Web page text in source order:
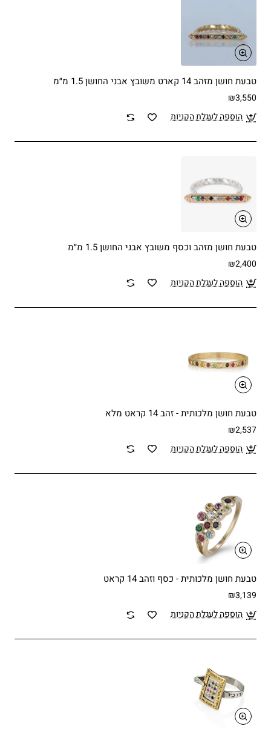
טבעת חושן מזהב 14 קארט משובץ אבני החושן 1.5 מ״מ
₪3,550
הוספה לעגלת הקניות
טבעת חושן מזהב וכסף משובץ אבני החושן 1.5 מ״מ
₪2,400
הוספה לעגלת הקניות
טבעת חושן מלכותית - זהב 14 קראט מלא
₪2,537
הוספה לעגלת הקניות
טבעת חושן מלכותית - כסף וזהב 14 קראט
₪3,139
הוספה לעגלת הקניות